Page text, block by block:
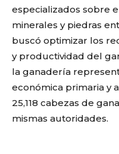
especializados sobre
minerales y piedras
buscó optimizar los
y productividad del
la ganadería
económica primaria y
25,118 cabezas de
mismas autoridades.